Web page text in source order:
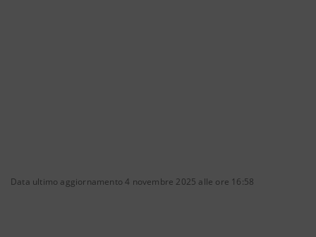
Data ultimo aggiornamento 4 novembre 2025 alle ore 16:58